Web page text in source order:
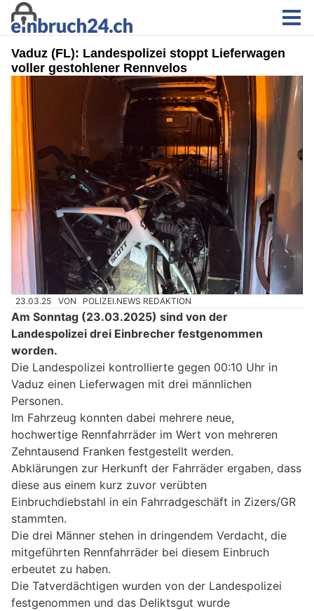
Vaduz (FL): Landespolizei stoppt Lieferwagen
voller gestohlener Rennvelos
23.03.25 VON POLIZEI.NEWS REDAKTION
Am Sonntag (23.03.2025) sind von der
Landespolizei drei Einbrecher festgenommen
worden.
Die Landespolizei kontrollierte gegen 00:10 Uhr in
Vaduz einen Lieferwagen mit drei männlichen
Personen.
Im Fahrzeug konnten dabei mehrere neue,
hochwertige Rennfahrräder im Wert von mehreren
Zehntausend Franken festgestellt werden.
Abklärungen zur Herkunft der Fahrräder ergaben, dass
diese aus einem kurz zuvor verübten
Einbruchdiebstahl in ein Fahrradgeschäft in Zizers/GR
stammten.
Die drei Männer stehen in dringendem Verdacht, die
mitgeführten Rennfahrräder bei diesem Einbruch
erbeutet zu haben.
Die Tatverdächtigen wurden von der Landespolizei
festgenommen und das Deliktsgut wurde